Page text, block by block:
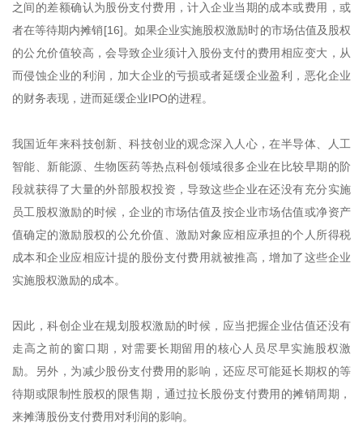
之间的差额确认为股份支付费用，计入企业当期的成本或费用，或
者在等待期内摊销[16]。如果企业实施股权激励时的市场估值及股权
的公允价值较高，会导致企业须计入股份支付的费用相应变大，从
而侵蚀企业的利润，加大企业的亏损或者延缓企业盈利，恶化企业
的财务表现，进而延缓企业IPO的进程。
我国近年来科技创新、科技创业的观念深入人心，在半导体、人工
智能、新能源、生物医药等热点科创领域很多企业在比较早期的阶
段就获得了大量的外部股权投资，导致这些企业在还没有充分实施
员工股权激励的时候，企业的市场估值及按企业市场估值或净资产
值确定的激励股权的公允价值、激励对象应相应承担的个人所得税
成本和企业应相应计提的股份支付费用就被推高，增加了这些企业
实施股权激励的成本。
因此，科创企业在规划股权激励的时候，应当把握企业估值还没有
走高之前的窗口期，对需要长期留用的核心人员尽早实施股权激
励。另外，为减少股份支付费用的影响，还应尽可能延长期权的等
待期或限制性股权的限售期，通过拉长股份支付费用的摊销周期，
来摊薄股份支付费用对利润的影响。